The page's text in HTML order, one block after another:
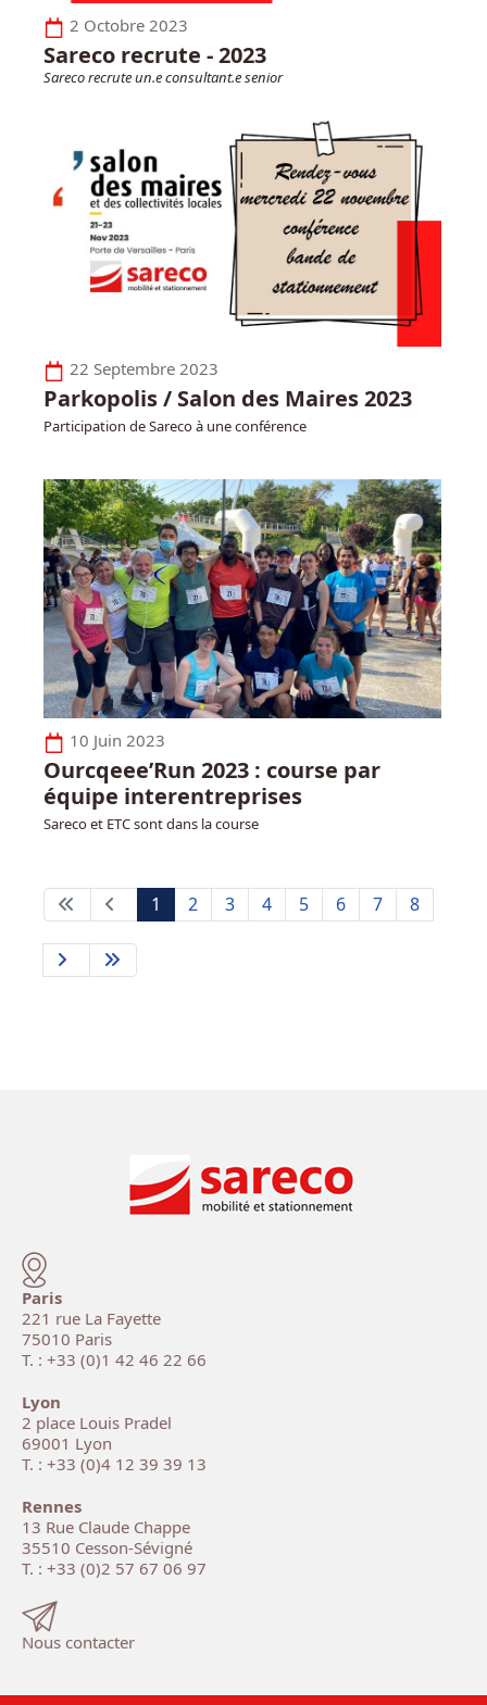
2 Octobre 2023
Sareco recrute - 2023
Sareco recrute un.e consultant.e senior
22 Septembre 2023
Parkopolis / Salon des Maires 2023
Participation de Sareco à une conférence
10 Juin 2023
Ourcqeee’Run 2023 : course par
équipe interentreprises
Sareco et ETC sont dans la course
1 2 3 4 5 6 7 8
Paris
221 rue La Fayette
75010 Paris
T. : +33 (0)1 42 46 22 66
Lyon
2 place Louis Pradel
69001 Lyon
T. : +33 (0)4 12 39 39 13
Rennes
13 Rue Claude Chappe
35510 Cesson-Sévigné
T. : +33 (0)2 57 67 06 97
Nous contacter